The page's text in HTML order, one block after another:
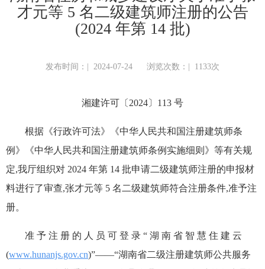
才元等 5 名二级建筑师注册的公告
(2024 年第 14 批)
发布时间：| 2024-07-24 浏览次数：| 1133次
湘建许可〔2024〕113 号
根据《行政许可法》《中华人民共和国注册建筑师条
例》《中华人民共和国注册建筑师条例实施细则》等有关规
定,我厅组织对 2024 年第 14 批申请二级建筑师注册的申报材
料进行了审查,张才元等 5 名二级建筑师符合注册条件,准予注
册。
准 予 注 册 的 人 员 可 登 录 “ 湖 南 省 智 慧 住 建 云
(www.hunanjs.gov.cn)”——“湖南省二级注册建筑师公共服务